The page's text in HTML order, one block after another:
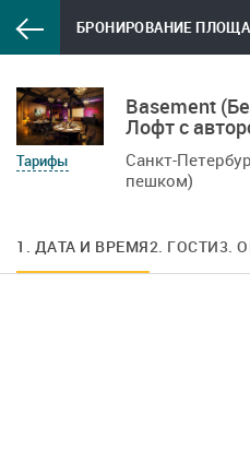
БРОНИРОВАНИЕ
Тарифы
Basement
Лофт с
Санкт-
пешком)
1. ДАТА И ВРЕМЯ2. ГОСТИ3.